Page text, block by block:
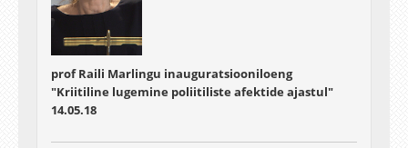
prof Raili Marlingu inauguratsiooniloeng
"Kriitiline lugemine poliitiliste afektide ajastul"
14.05.18